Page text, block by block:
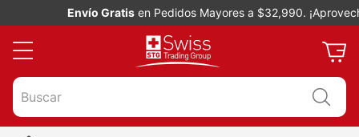
Envío Gratisen Pedidos Mayores a $32,990.
Buscar